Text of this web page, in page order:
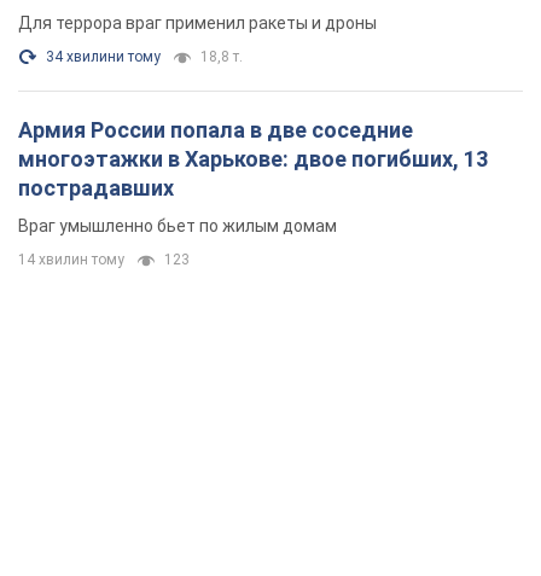
Для террора враг применил ракеты и дроны
34 хвилини тому 18,8 т.
Армия России попала в две соседние
многоэтажки в Харькове: двое погибших, 13
пострадавших
Враг умышленно бьет по жилым домам
14 хвилин тому 123